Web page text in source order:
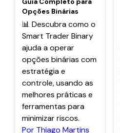
Opções Binárias
📊 Descubra como o
Smart Trader Binary
ajuda a operar
opções binárias com
estratégia e
controle, usando as
melhores práticas e
ferramentas para
minimizar riscos.
Por Thiago Martins